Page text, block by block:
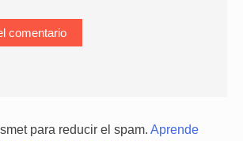
para reducir el spam. Aprende